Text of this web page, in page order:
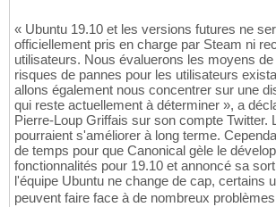
« Ubuntu 19.10 et les versions futures ne
officiellement pris en charge par Steam ni
utilisateurs. Nous évaluerons les moyens
risques de pannes pour les utilisateurs
allons également nous concentrer sur une
qui reste actuellement à déterminer », a
Pierre-Loup Griffais sur son compte Twitter.
pourraient s'améliorer à long terme.
de temps pour que Canonical gèle le
fonctionnalités pour 19.10 et annoncé sa
l'équipe Ubuntu ne change de cap, certains
peuvent faire face à de nombreux problèmes